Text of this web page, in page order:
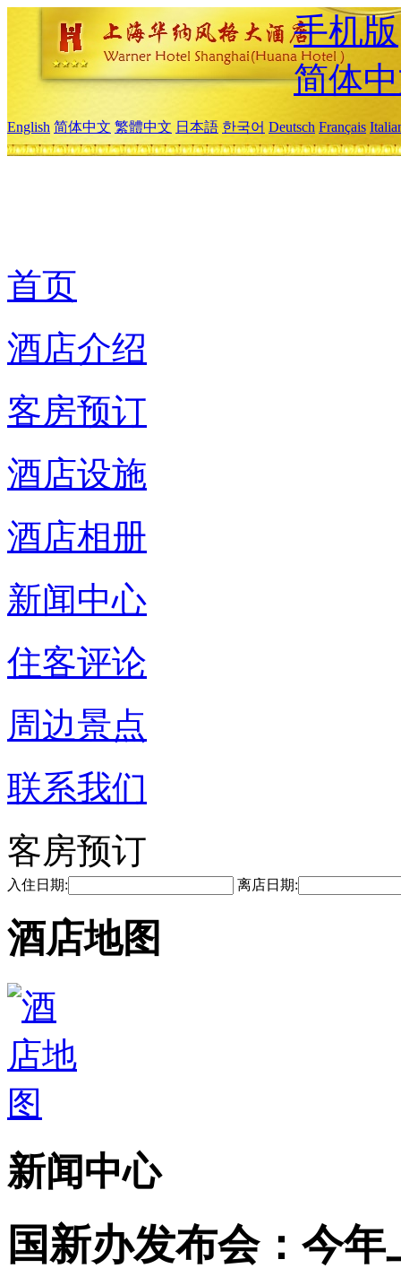
手机版
简体
English 简体中文 繁體中文 日本語 한국어 Deutsch Français
首页
酒店介绍
客房预订
酒店设施
酒店相册
新闻中心
住客评论
周边景点
联系我们
客房预订
入住日期: 离店日期:
酒店地图
新闻中心
国新办发布会：今